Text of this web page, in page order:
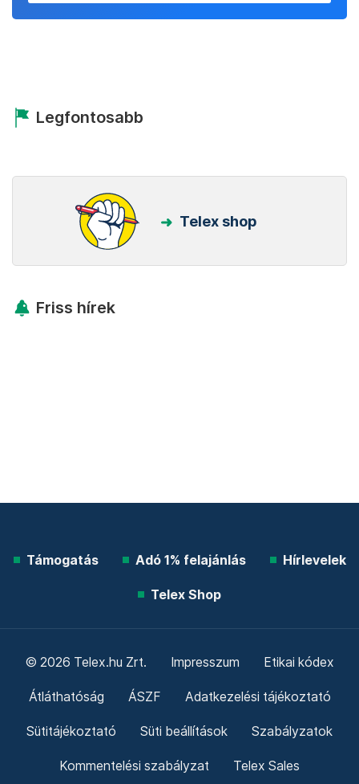
Legfontosabb
Telex shop
Friss hírek
Támogatás Adó 1% felajánlás Hírlevelek
Telex Shop
© 2026 Telex.hu Zrt. Impresszum Etikai kódex
Átláthatóság ÁSZF Adatkezelési tájékoztató
Sütitájékoztató Süti beállítások Szabályzatok
Kommentelési szabályzat Telex Sales